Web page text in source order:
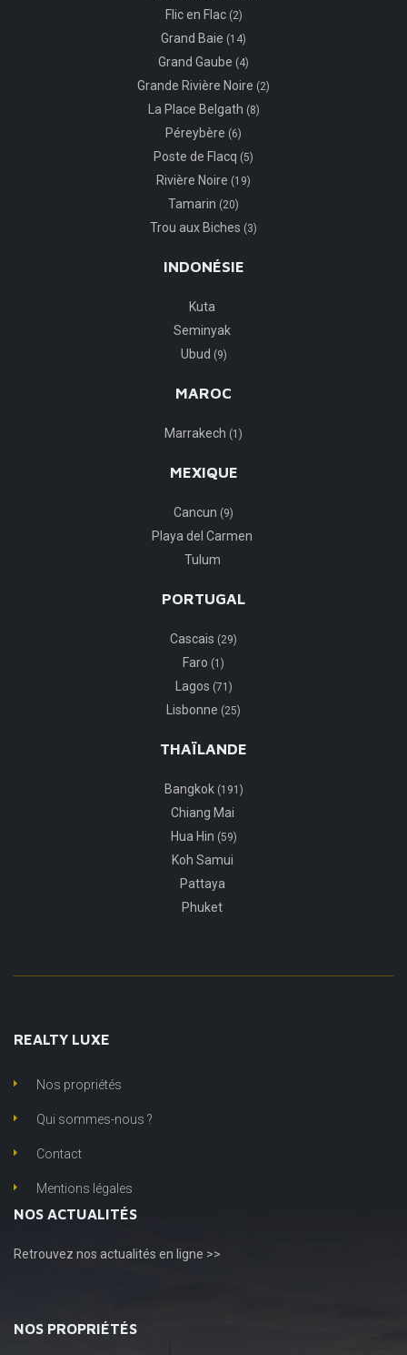
Flic en Flac (2)
Grand Baie (14)
Grand Gaube (4)
Grande Rivière Noire (2)
La Place Belgath (8)
Péreybère (6)
Poste de Flacq (5)
Rivière Noire (19)
Tamarin (20)
Trou aux Biches (3)
INDONÉSIE
Kuta
Seminyak
Ubud (9)
MAROC
Marrakech (1)
MEXIQUE
Cancun (9)
Playa del Carmen
Tulum
PORTUGAL
Cascais (29)
Faro (1)
Lagos (71)
Lisbonne (25)
THAÏLANDE
Bangkok (191)
Chiang Mai
Hua Hin (59)
Koh Samui
Pattaya
Phuket
REALTY LUXE
Nos propriétés
Qui sommes-nous ?
Contact
Mentions légales
NOS ACTUALITÉS
Retrouvez nos actualités en ligne >>
NOS PROPRIÉTÉS